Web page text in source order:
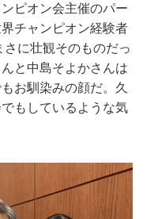
ピオン会主催のパー
チャンピオン経験者
に壮観そのものだっ
と中島そよかさんは
お馴染みの顔だ。久
もしているような気